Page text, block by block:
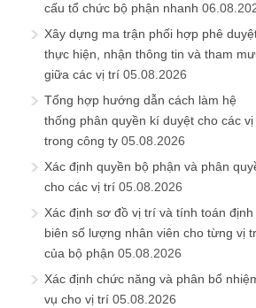
cấu tổ chức bộ phận nhanh
Xây dựng ma trận phối hợp phê
thực hiện, nhận thông tin và tham
giữa các vị trí 05.08.2026
Tổng hợp hướng dẫn cách làm hệ
thống phân quyền kí duyệt cho các
trong công ty 05.08.2026
Xác định quyền bộ phận và phân
cho các vị trí 05.08.2026
Xác định sơ đồ vị trí và tính toán định
biên số lượng nhân viên cho từng vị
của bộ phận 05.08.2026
Xác định chức năng và phân bổ
vụ cho vị trí 05.08.2026